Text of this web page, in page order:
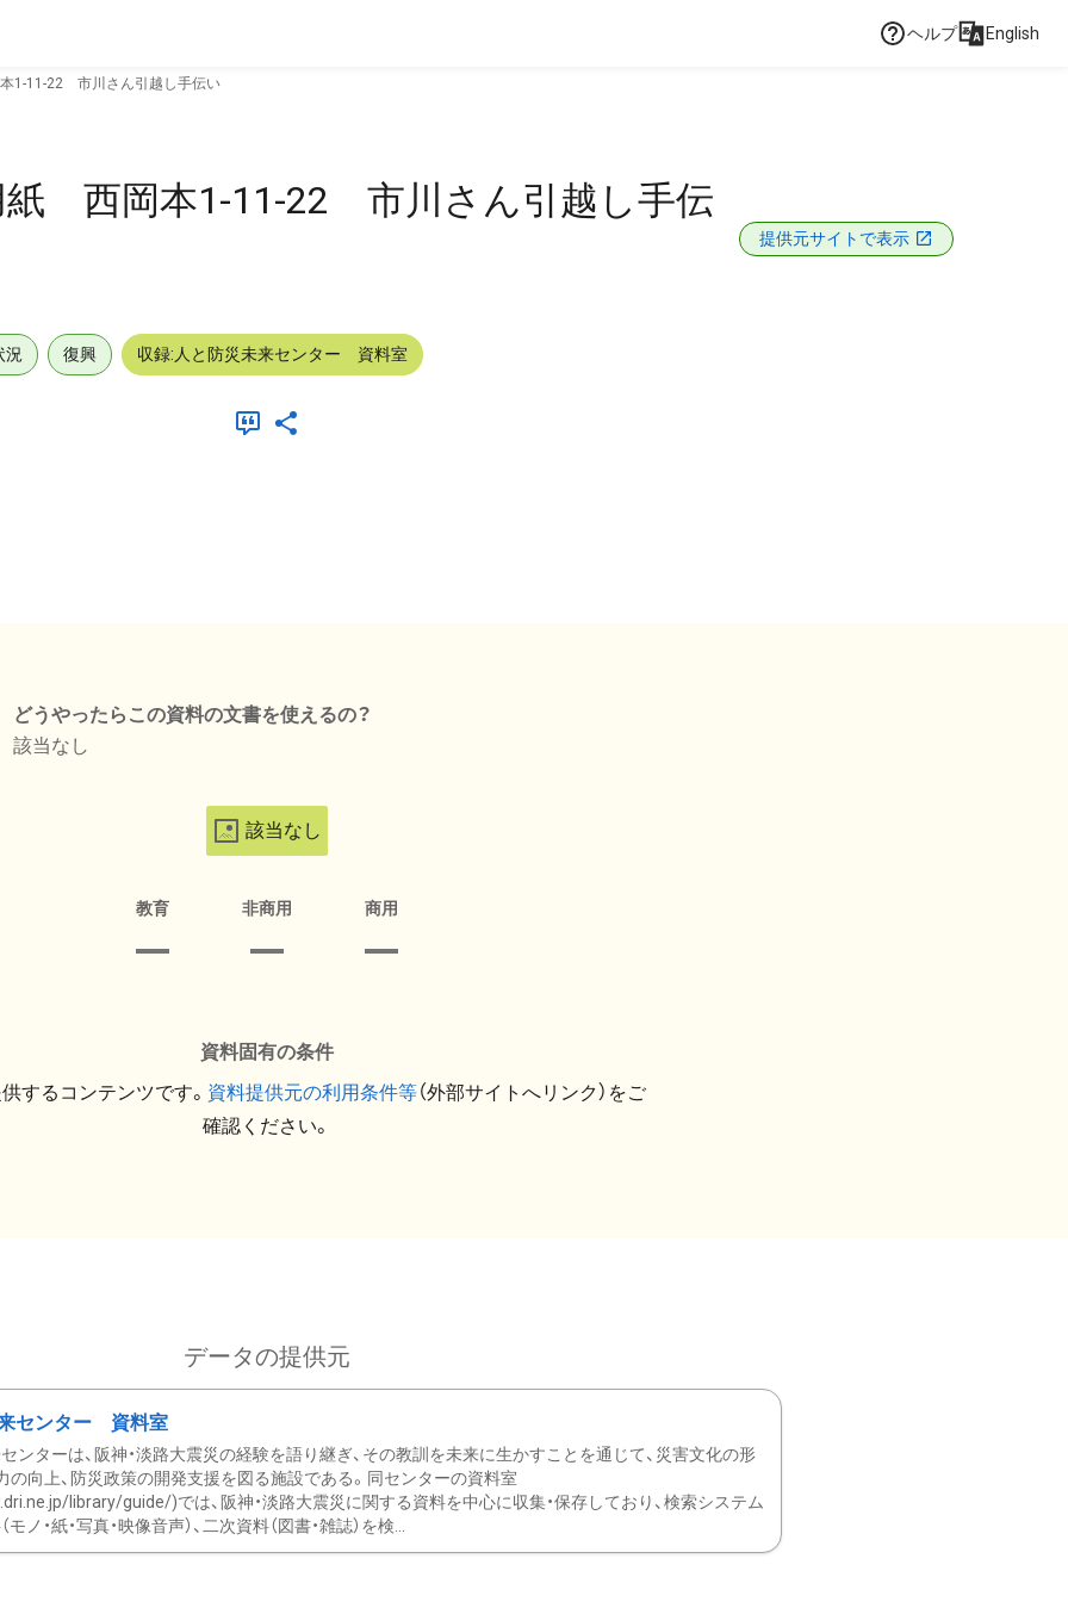
ヘルプ English
1-11-22 市川さん引越し手伝い
紙 西岡本1-11-22 市川さん引越し手伝
提供元サイトで表示
況 復興 収録:人と防災未来センター 資料室
どうやったらこの資料の文書を使えるの？
該当なし
該当なし
教育 非商用 商用
資料固有の条件
するコンテンツです。 資料提供元の利用条件等（外部サイトへリンク）をご
確認ください。
データの提供元
センター 資料室
ンターは、阪神・淡路大震災の経験を語り継ぎ、その教訓を未来に生かすことを通じて、災害文化の形
の向上、防災政策の開発支援を図る施設である。同センターの資料室
library/guide/)では、阪神・淡路大震災に関する資料を中心に収集・保存しており、検索システム
ノ・紙・写真・映像音声）、二次資料（図書・雑誌）を検...